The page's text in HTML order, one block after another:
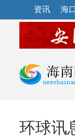
资讯 海口
环球讯